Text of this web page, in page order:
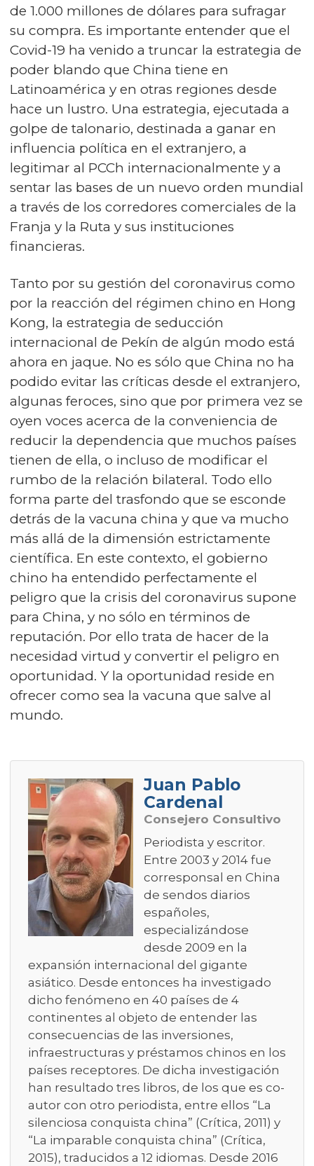
de 1.000 millones de dólares para sufragar
su compra. Es importante entender que el
Covid-19 ha venido a truncar la estrategia de
poder blando que China tiene en
Latinoamérica y en otras regiones desde
hace un lustro. Una estrategia, ejecutada a
golpe de talonario, destinada a ganar en
influencia política en el extranjero, a
legitimar al PCCh internacionalmente y a
sentar las bases de un nuevo orden mundial
a través de los corredores comerciales de la
Franja y la Ruta y sus instituciones
financieras.
Tanto por su gestión del coronavirus como
por la reacción del régimen chino en Hong
Kong, la estrategia de seducción
internacional de Pekín de algún modo está
ahora en jaque. No es sólo que China no ha
podido evitar las críticas desde el extranjero,
algunas feroces, sino que por primera vez se
oyen voces acerca de la conveniencia de
reducir la dependencia que muchos países
tienen de ella, o incluso de modificar el
rumbo de la relación bilateral. Todo ello
forma parte del trasfondo que se esconde
detrás de la vacuna china y que va mucho
más allá de la dimensión estrictamente
científica. En este contexto, el gobierno
chino ha entendido perfectamente el
peligro que la crisis del coronavirus supone
para China, y no sólo en términos de
reputación. Por ello trata de hacer de la
necesidad virtud y convertir el peligro en
oportunidad. Y la oportunidad reside en
ofrecer como sea la vacuna que salve al
mundo.
Juan Pablo
Cardenal
Consejero Consultivo
Periodista y escritor.
Entre 2003 y 2014 fue
corresponsal en China
de sendos diarios
españoles,
especializándose
desde 2009 en la
expansión internacional del gigante
asiático. Desde entonces ha investigado
dicho fenómeno en 40 países de 4
continentes al objeto de entender las
consecuencias de las inversiones,
infraestructuras y préstamos chinos en los
países receptores. De dicha investigación
han resultado tres libros, de los que es co-
autor con otro periodista, entre ellos “La
silenciosa conquista china” (Crítica, 2011) y
“La imparable conquista china” (Crítica,
2015), traducidos a 12 idiomas. Desde 2016